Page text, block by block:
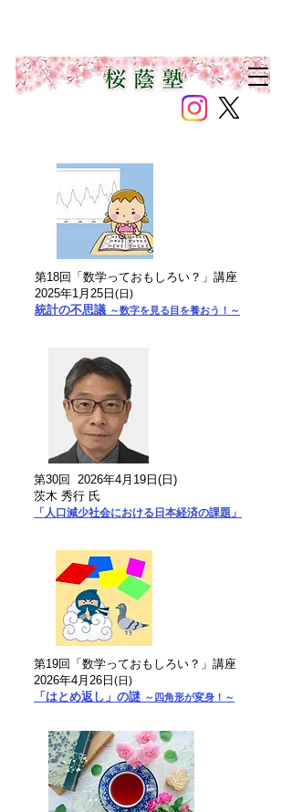
第18回「数学っておもしろい？」講座
2025年1月25日 (日)
統計の不思議 ～数字を見る目を養おう！～
第30回 2026年4月19日(日)
茨木 秀行 氏
「人口減少社会における日本経済の課題」
第19回「数学っておもしろい？」講座
2026年4月26日 (日)
「はとめ返し」の謎 ～四角形が変身！～